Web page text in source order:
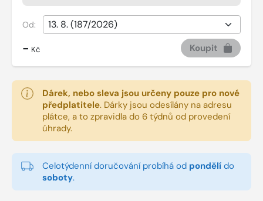
Od:
- Kč Koupit
Dárek, nebo sleva jsou určeny pouze pro nové
předplatitele. Dárky jsou odesílány na adresu
plátce, a to zpravidla do 6 týdnů od provedení
úhrady.
Celotýdenní doručování probíhá od pondělí do
soboty.